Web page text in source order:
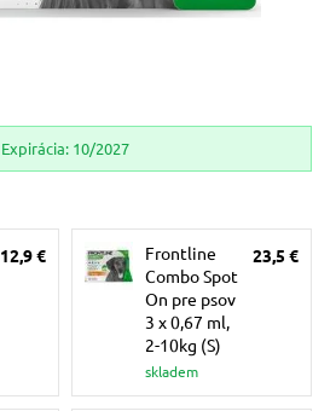
12,9 €
Frontline
Combo Spot
On pre psov
3 x 0,67 ml,
2-10kg (S)
skladem
23,5 €
Expirácia: 10/2027